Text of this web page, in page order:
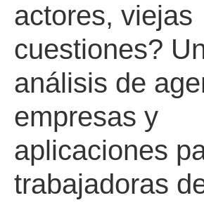
actores, viejas
cuestiones?
análisis de
empresas y
aplicaciones
trabajadoras